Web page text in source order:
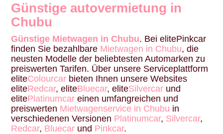
Günstige autovermietung in
Chubu
Günstige Mietwagen in Chubu. Bei elitePinkcar
finden Sie bezahlbare Mietwagen in Chubu, die
neusten Modelle der beliebtesten Automarken zu
preiswerten Tarifen. Über unsere Serviceplattform
eliteColourcar bieten Ihnen unsere Websites
eliteRedcar, eliteBluecar, eliteSilvercar und
elitePlatinumcar einen umfangreichen und
preiswerten Mietwagenservice in Chubu in
verschiedenen Versionen Platinumcar, Silvercar,
Redcar, Bluecar und Pinkcar.